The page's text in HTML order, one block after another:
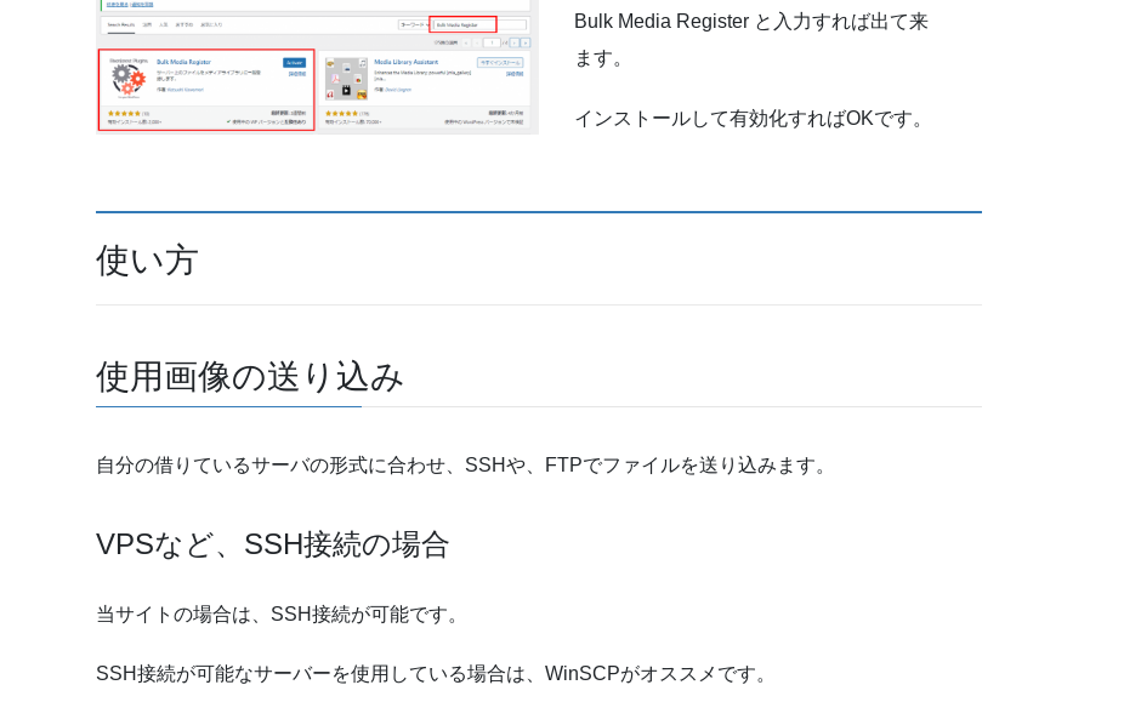
Bulk Media Register と入力すれば出て来
ます。
インストールして有効化すればOKです。
使い方
使用画像の送り込み
自分の借りているサーバの形式に合わせ、SSHや、FTPでファイルを送り込みます。
VPSなど、SSH接続の場合
当サイトの場合は、SSH接続が可能です。
SSH接続が可能なサーバーを使用している場合は、WinSCPがオススメです。